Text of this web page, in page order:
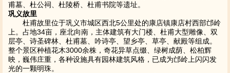
甫墓、杜公祠、杜陵桥、杜甫书院等遗址。
巩义故里
杜甫故里位于巩义市城区西北5公里处的康店镇康店村西部邙岭
上。占地34亩，座北向南，主体建筑有大门楼、杜甫大型雕像、双
层亭、诗圣碑林、杜甫墓、吟诗亭、望乡亭、草亭、献殿等组成。
整个景区种植花木3000余株，奇花异草点缀、绿树成荫、松柏辉
映，巍伟庄重，各种设施具有园林建筑风格，已成为邙岭上闪闪发
光的一颗明珠。